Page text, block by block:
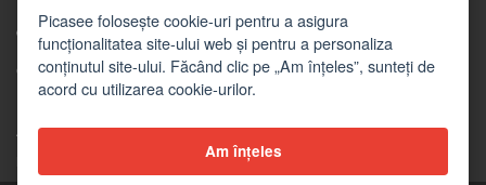
CONTACTE
Contacte
Formular de contact
Angro
Picasee folosește cookie-uri pentru a asigura
funcționalitatea site-ului web și pentru a personaliza
conținutul site-ului. Făcând clic pe „Am înțeles”, sunteți de
acord cu utilizarea cookie-urilor.
Am înțeles